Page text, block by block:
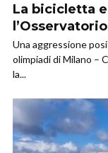
La bicicletta
Una aggressione
olimpiadi di Milano –
la...